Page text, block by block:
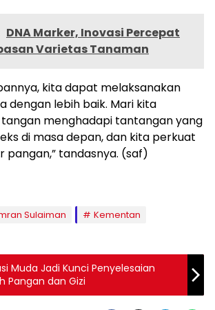
DNA Marker, Inovasi Percepat
Varietas Tanaman
kita dapat melaksanakan
dengan lebih baik. Mari kita
menghadapi tantangan yang
di masa depan, dan kita perkuat
pangan,” tandasnya. (saf)
Sulaiman
Kementan
Muda Jadi Kunci Penyelesaian
Pangan dan Gizi